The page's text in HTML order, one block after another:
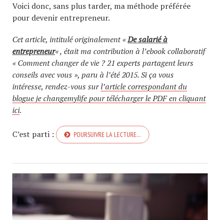
Voici donc, sans plus tarder, ma méthode préférée
pour devenir entrepreneur.
Cet article, intitulé originalement «De salarié à
entrepreneur« , était ma contribution à l’ebook collaboratif
« Comment changer de vie ? 21 experts partagent leurs
conseils avec vous », paru à l’été 2015.Si ça vous
intéresse, rendez-vous surl’article correspondant du
blogue je changemylife pour télécharger le PDF en cliquant
ici.
C’est parti : POURSUIVRE LA LECTURE…